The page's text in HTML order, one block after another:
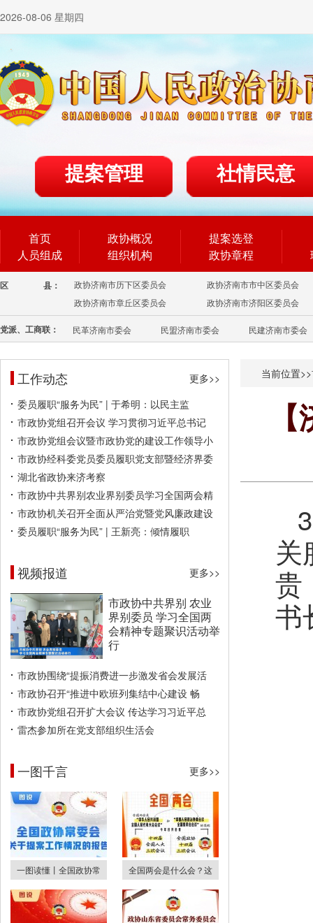
2026-08-06 星期四
提案管理 社情民意
首页
人员组成
政协概况
组织机构
提案选登
政协章程
区 县： 政协济南市历下区委员会
政协济南市市中区委员会
政协济南市章丘区委员会
政协济南市济阳区委员会
党派、工商联： 民革济南市委会 民盟济南市委会 民建济南市委会
工作动态
更多>>
委员履职“服务为民” | 于希明：以民主监
市政协党组召开会议 学习贯彻习近平总书记
市政协党组会议暨市政协党的建设工作领导小
市政协经科委党员委员履职党支部暨经济界委
湖北省政协来济考察
市政协中共界别农业界别委员学习全国两会精
市政协机关召开全面从严治党暨党风廉政建设
委员履职“服务为民” | 王新亮：倾情履职
视频报道 更多>>
市政协中共界别 农业
界别委员 学习全国两
会精神专题聚识活动举
行
市政协围绕“提振消费进一步激发省会发展活
市政协召开“推进中欧班列集结中心建设 畅
市政协党组召开扩大会议 传达学习习近平总
雷杰参加所在党支部组织生活会
一图千言 更多>>
一图读懂丨全国政协常 全国两会是什么会？这
当前位置>>
关
贵
书